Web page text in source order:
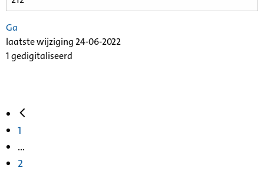
Ga
laatste wijziging 24-06-2022
1 gedigitaliseerd
1
...
2